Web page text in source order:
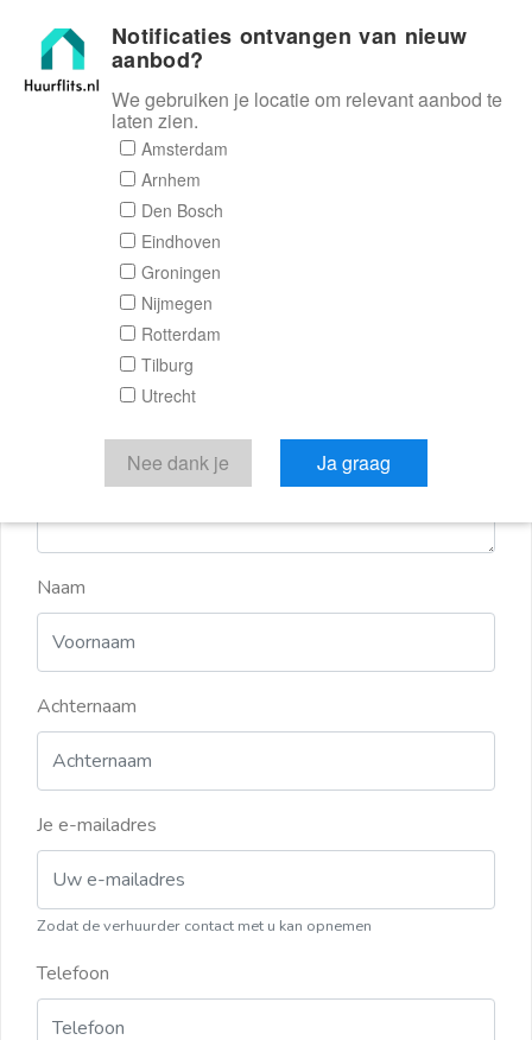
Huurflits
Reactieformulier
Huurflits
Verstuur je bericht
Door een bericht te sturen kom je in contact met de
aanbieder of makelaar van de woning.
Naam
Achternaam
Je e-mailadres
Zodat de verhuurder contact met u kan opnemen
Telefoon
Notificaties ontvangen van nieuw
aanbod?
We gebruiken je locatie om relevant aanbod te
laten zien.
Amsterdam
Arnhem
Den Bosch
Eindhoven
Groningen
Nijmegen
Rotterdam
Tilburg
Utrecht
Nee dank je Ja graag